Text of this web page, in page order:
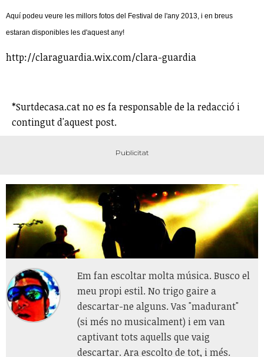
Aquí podeu veure les millors fotos del Festival de l'any 2013, i en breus
estaran disponibles les d'aquest any!
http://claraguardia.wix.com/clara-guardia
*Surtdecasa.cat no es fa responsable de la redacció i
contingut d'aquest post.
Em fan escoltar molta música. Busco el
meu propi estil. No trigo gaire a
descartar-ne alguns. Vas "madurant"
(si més no musicalment) i em van
captivant tots aquells que vaig
descartar. Ara escolto de tot, i més.